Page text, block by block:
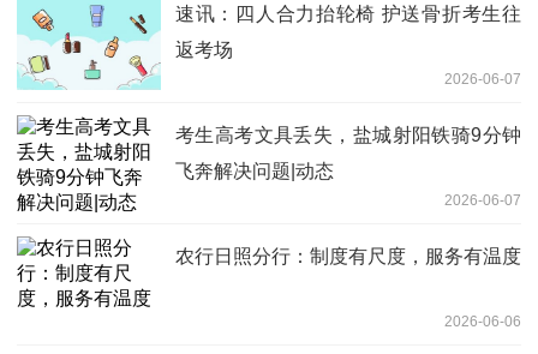
速讯：四人合力抬轮椅 护送骨折考生往
返考场
2026-06-07
考生高考文具丢失，盐城射阳铁骑9分钟
飞奔解决问题|动态
2026-06-07
农行日照分行：制度有尺度，服务有温度
2026-06-06